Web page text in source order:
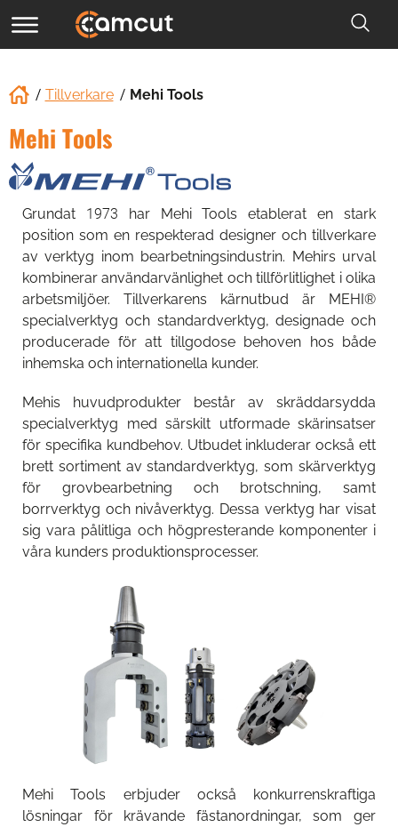
Tillverkare Mehi Tools
Mehi Tools
Grundat 1973 har Mehi Tools etablerat en stark
position som en respekterad designer och tillverkare
av verktyg inom bearbetningsindustrin. Mehirs urval
kombinerar användarvänlighet och tillförlitlighet i olika
arbetsmiljöer. Tillverkarens kärnutbud är MEHI®
specialverktyg och standardverktyg, designade och
producerade för att tillgodose behoven hos både
inhemska och internationella kunder.
Mehis huvudprodukter består av skräddarsydda
specialverktyg med särskilt utformade skärinsatser
för specifika kundbehov. Utbudet inkluderar också ett
brett sortiment av standardverktyg, som skärverktyg
för grovbearbetning och brotschning, samt
borrverktyg och nivåverktyg. Dessa verktyg har visat
sig vara pålitliga och högpresterande komponenter i
våra kunders produktionsprocesser.
Mehi Tools erbjuder också konkurrenskraftiga
lösningar för krävande fästanordningar, som ger